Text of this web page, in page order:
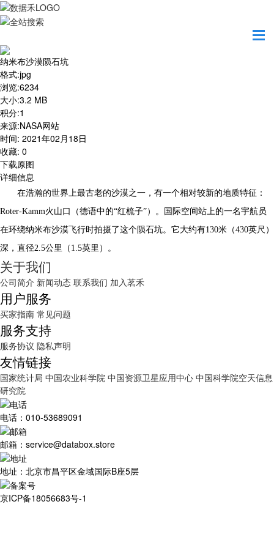
纳米布沙漠陨石坑
格式:jpg
浏览:6234
大小:3.2 MB
积分:1
来源:NASA网站
时间: 2021年02月18日
收藏: 0
下载原图
详细信息
在浩瀚的世界上最古老的沙漠之一，有一个相对较新的地质特征：
Roter-Kamm火山口（德语中的“红梳子”）。国际空间站上的一名宇航员
在环绕纳米布沙漠飞行时拍摄了这个陨石坑。它大约有130米（430英尺）
深，直径2.5公里（1.5英里）。
关于我们
公司简介 新闻动态 联系我们 加入茗禾
用户服务
买家指南 常见问题
服务支持
服务协议 隐私声明
友情链接
国家统计局 中国农业科学院 中国资源卫星应用中心 中国科学院空天信息
研究院
电话：010-53689091
邮箱：service@databox.store
地址：北京市昌平区金域国际B座5层
京ICP备18056683号-1